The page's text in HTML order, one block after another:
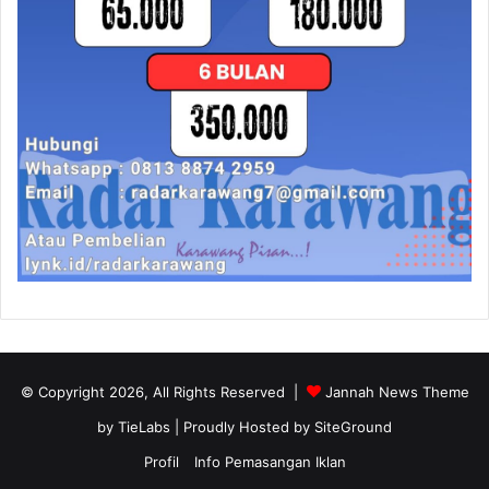
© Copyright 2026, All Rights Reserved |
Jannah News Theme
by TieLabs | Proudly Hosted by SiteGround
Profil
Info Pemasangan Iklan